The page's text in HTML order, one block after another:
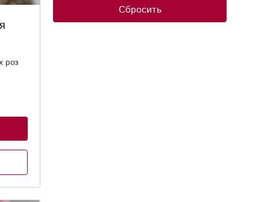
роз
Сбросить